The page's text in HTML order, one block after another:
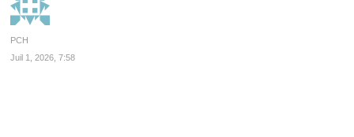
PCH
Juil 1, 2026, 7:58